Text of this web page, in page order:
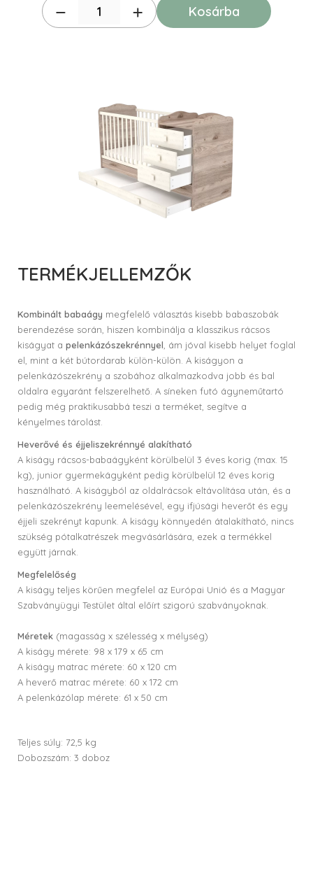
Kosárba
TERMÉKJELLEMZŐK
Kombinált babaágy megfelelő választás kisebb babaszobák
berendezése során, hiszen kombinálja a klasszikus rácsos
kiságyat a pelenkázószekrénnyel, ám jóval kisebb helyet foglal
el, mint a két bútordarab külön-külön. A kiságyon a
pelenkázószekrény a szobához alkalmazkodva jobb és bal
oldalra egyaránt felszerelhető. A síneken futó ágyneműtartó
pedig még praktikusabbá teszi a terméket, segítve a
kényelmes tárolást.
Heverővé és éjjeliszekrénnyé alakítható
A kiságy rácsos-babaágyként körülbelül 3 éves korig (max. 15
kg), junior gyermekágyként pedig körülbelül 12 éves korig
használható. A kiságyból az oldalrácsok eltávolítása után, és a
pelenkázószekrény leemelésével, egy ifjúsági heverőt és egy
éjjeli szekrényt kapunk. A kiságy könnyedén átalakítható, nincs
szükség pótalkatrészek megvásárlására, ezek a termékkel
együtt járnak.
Megfelelőség
A kiságy teljes körűen megfelel az Európai Unió és a Magyar
Szabványügyi Testület által előírt szigorú szabványoknak.
Méretek (magasság x szélesség x mélység)
A kiságy mérete: 98 x 179 x 65 cm
A kiságy matrac mérete: 60 x 120 cm
A heverő matrac mérete: 60 x 172 cm
A pelenkázólap mérete: 61 x 50 cm
Teljes súly: 72,5 kg
Dobozszám: 3 doboz